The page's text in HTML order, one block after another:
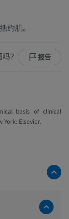
约肌。
？ 报告
basis of clinical
York: Elsevier.